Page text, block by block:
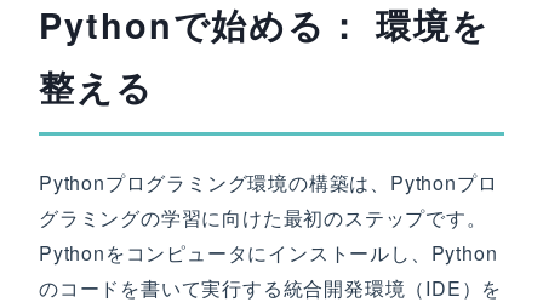
Pythonで始める： 環境を
整える
Pythonプログラミング環境の構築は、Pythonプロ
グラミングの学習に向けた最初のステップです。
Pythonをコンピュータにインストールし、Python
のコードを書いて実行する統合開発環境（IDE）を